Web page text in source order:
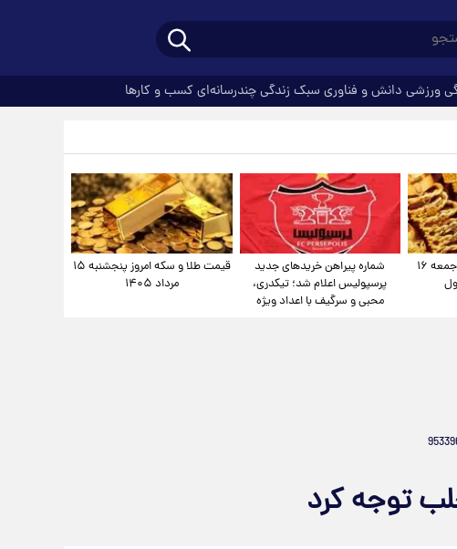
ورزشی دانش و فناوری سبک زندگیچندرسانه‌ای کسب و کارها
قیمت طلا و سکه امروز جمعه ۱۶
شماره پیراهن خریدهای جدید
پرسپولیس اعلام شد؛ تیکدری،
محبی و سرگیف با اعداد ویژه
قیمت طلا و سکه امروز پنجشنبه ۱۵
مرداد ۱۴۰۵
توجه کرد